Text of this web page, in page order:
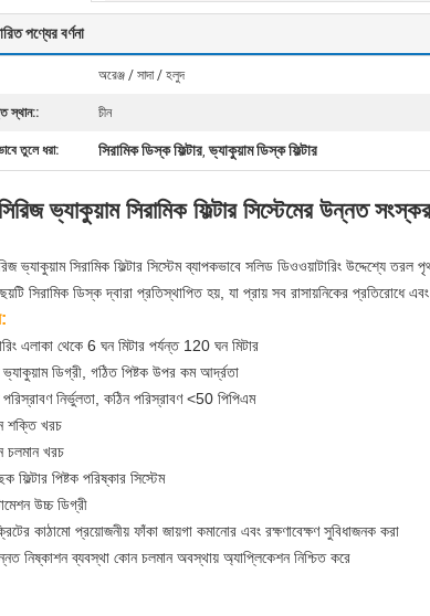
পণ্যের বর্ণনা
অরেঞ্জ / সাদা / হলুদ
স্থান:: চীন
তুলে ধরা: সিরামিক ডিস্ক ফিল্টার,ভ্যাকুয়াম ডিস্ক ফিল্টার
ভ্যাকুয়াম সিরামিক ফিল্টার সিস্টেমের উন্নত
ভ্যাকুয়াম সিরামিক ফিল্টার সিস্টেম ব্যাপকভাবে সলিড ডিওওয়াটারিং উদ্দেশ্যে
সিরামিক ডিস্ক দ্বারা প্রতিস্থাপিত হয়, যা প্রায় সব রাসায়নিকের প্রতিরোধে এবং
এলাকা থেকে 6 ঘন মিটার পর্যন্ত 120 ঘন মিটার
ডিগ্রী, গঠিত পিষ্টক উপর কম আর্দ্রতা
নির্ভুলতা, কঠিন পরিস্রাবণ <50 পিপিএম
শক্তি খরচ
চলমান খরচ
ফিল্টার পিষ্টক পরিষ্কার সিস্টেম
উচ্চ ডিগ্রী
কাঠামো প্রয়োজনীয় ফাঁকা জায়গা কমানোর এবং রক্ষণাবেক্ষণ সুবিধাজনক করা
নিষ্কাশন ব্যবস্থা কোন চলমান অবস্থায় অ্যাপ্লিকেশন নিশ্চিত করে